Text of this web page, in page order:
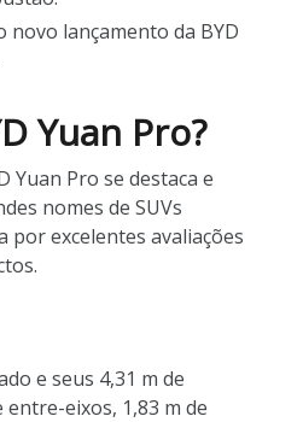
lançamento da BYD
Yuan Pro?
Yuan Pro se destaca e
nomes de SUVs
por excelentes avaliações
e seus 4,31 m de
eixos, 1,83 m de